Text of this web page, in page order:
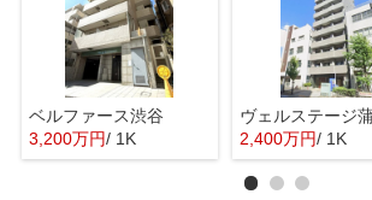
ベルファース渋谷
3,200万円/ 1K
ヴェルステージ
2,400万円/ 1K